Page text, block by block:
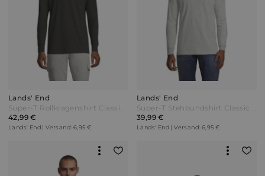
Lands' End
Super-T Rollkragenshirt Classic Fit Herren Schwarz Jersey by Lands' End
42,99 €
Lands' End | Versand: 6,95 €
Lands' End
Super-T Stehbundshirt Classic Fit Herren Grau Jersey by Lands' End
39,99 €
Lands' End | Versand: 6,95 €